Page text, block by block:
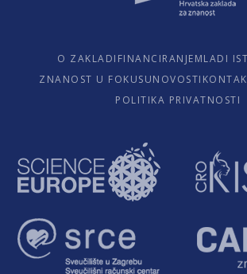
O ZAKLADI FINANCIRANJEMLADI
ZNANOST U FOKUSUNOVOSTI
POLITIKA PRIVATNOSTI